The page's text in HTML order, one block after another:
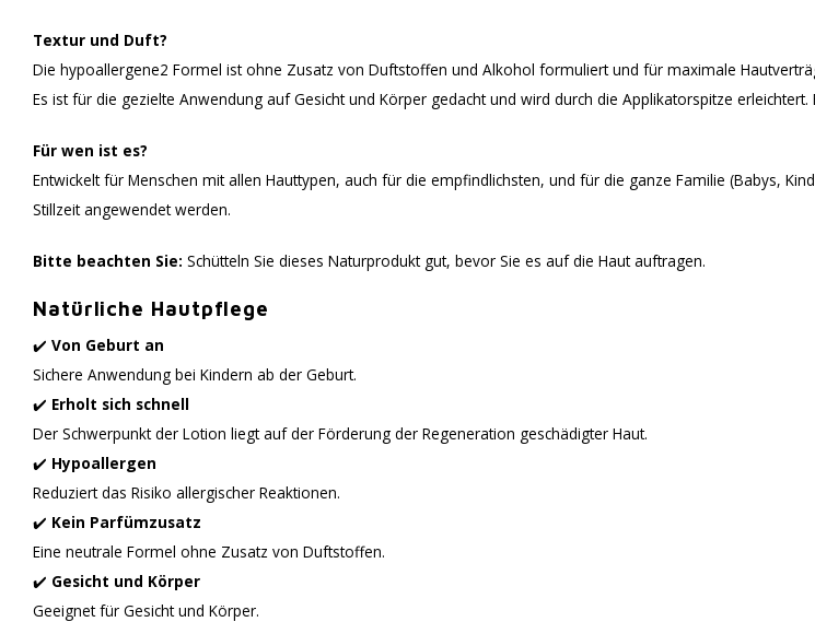
Textur und Duft?
Die hypoallergene2 Formel ist ohne Zusatz von Duftstoffen und Alkohol formuliert und für maximale
Es ist für die gezielte Anwendung auf Gesicht und Körper gedacht und wird durch die Applikatorspitze erleichtert.
Für wen ist es?
Entwickelt für Menschen mit allen Hauttypen, auch für die empfindlichsten, und für die ganze Familie (Babys,
Stillzeit angewendet werden.
Bitte beachten Sie: Schütteln Sie dieses Naturprodukt gut, bevor Sie es auf die Haut auftragen.
Natürliche Hautpflege
✔️ Von Geburt an
Sichere Anwendung bei Kindern ab der Geburt.
✔️ Erholt sich schnell
Der Schwerpunkt der Lotion liegt auf der Förderung der Regeneration geschädigter Haut.
✔️ Hypoallergen
Reduziert das Risiko allergischer Reaktionen.
✔️ Kein Parfümzusatz
Eine neutrale Formel ohne Zusatz von Duftstoffen.
✔️ Gesicht und Körper
Geeignet für Gesicht und Körper.